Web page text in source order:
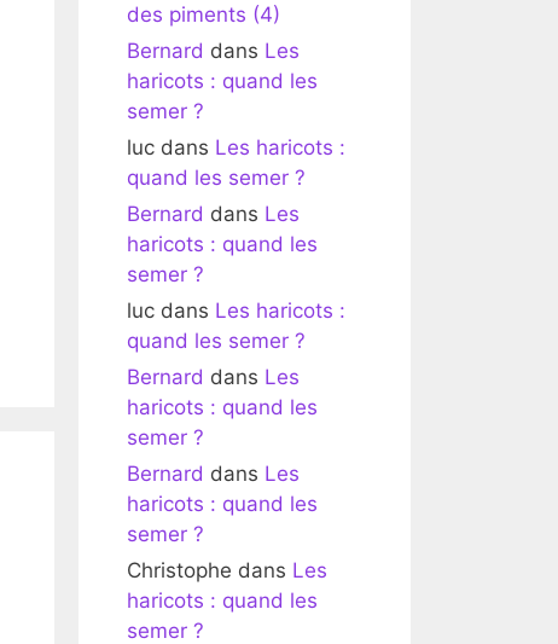
des piments (4)
Bernard dans Les
haricots : quand les
semer ?
luc dans Les haricots :
quand les semer ?
Bernard dans Les
haricots : quand les
semer ?
luc dans Les haricots :
quand les semer ?
Bernard dans Les
haricots : quand les
semer ?
Bernard dans Les
haricots : quand les
semer ?
Christophe dans Les
haricots : quand les
semer ?